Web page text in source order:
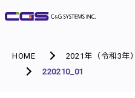
HOME 2021年（令和3年）
220210_01